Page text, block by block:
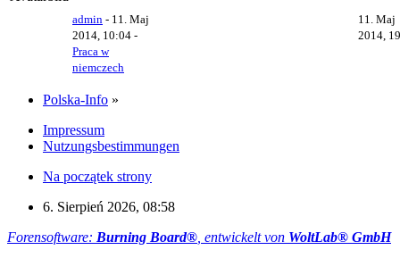
admin - 11. Maj
2014, 10:04 -
Praca w
niemczech
11. Maj
2014,
Polska-Info »
Impressum
Nutzungsbestimmungen
Na początek strony
6. Sierpień 2026, 08:58
Forensoftware: Burning Board® , entwickelt von WoltLab® GmbH